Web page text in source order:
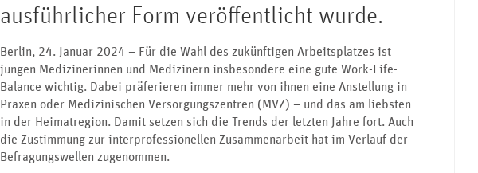
ausführlicher Form veröffentlicht wurde.
Berlin, 24. Januar 2024 – Für die Wahl des zukünftigen Arbeitsplatzes ist
jungen Medizinerinnen und Medizinern insbesondere eine gute Work-Life-
Balance wichtig. Dabei präferieren immer mehr von ihnen eine Anstellung in
Praxen oder Medizinischen Versorgungszentren (MVZ) – und das am liebsten
in der Heimatregion. Damit setzen sich die Trends der letzten Jahre fort. Auch
die Zustimmung zur interprofessionellen Zusammenarbeit hat im Verlauf der
Befragungswellen zugenommen.